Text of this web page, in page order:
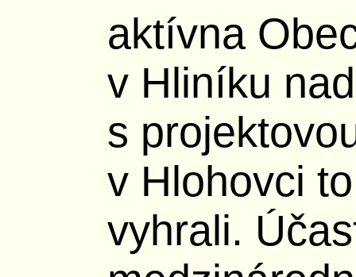
aktívna
v Hliníku
s
v Hlohovci
vyhrali.